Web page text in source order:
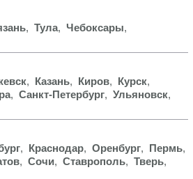
, Тула, Чебоксары,
, Казань, Киров, Курск,
, Санкт-Петербург, Ульяновск,
, Краснодар, Оренбург, Пермь,
, Сочи, Ставрополь, Тверь,